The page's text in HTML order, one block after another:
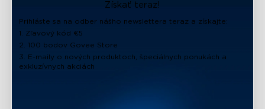
Získať teraz!
Prihláste sa na odber nášho newslettera teraz a získajte:
1. Zľavový kód €5
2. 100 bodov Govee Store
3. E-maily o nových produktoch, špeciálnych ponukách a
exkluzívnych akciách